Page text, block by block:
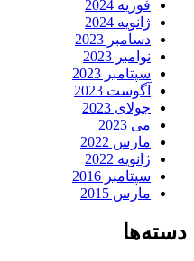
فوریه 2024
ژانویه 2024
دسامبر 2023
نوامبر 2023
سپتامبر 2023
آگوست 2023
جولای 2023
می 2023
مارس 2022
ژانویه 2022
سپتامبر 2016
مارس 2015
دسته‌ها